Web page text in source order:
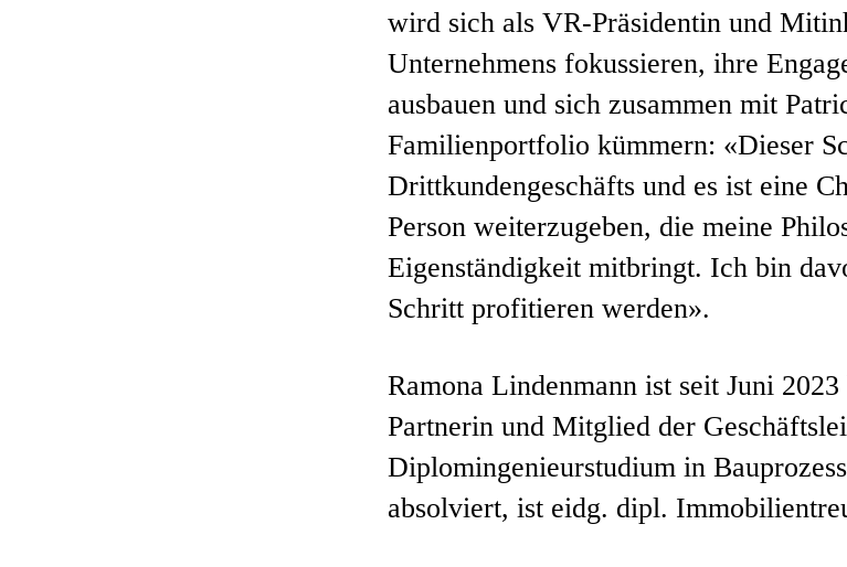
wird sich als VR-Präsidentin und
Unternehmens fokussieren, ihre
ausbauen und sich zusammen mit
Familienportfolio kümmern: «Dieser
Drittkundengeschäfts und es ist eine
Person weiterzugeben, die meine
Eigenständigkeit mitbringt. Ich bin
Schritt profitieren werden».
Ramona Lindenmann ist seit Juni
Partnerin und Mitglied der
Diplomingenieurstudium in
absolviert, ist eidg. dipl.